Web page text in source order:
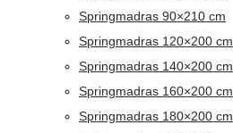
Springmadras 90×210 cm
Springmadras 120×200 cm
Springmadras 140×200 cm
Springmadras 160×200 cm
Springmadras 180×200 cm